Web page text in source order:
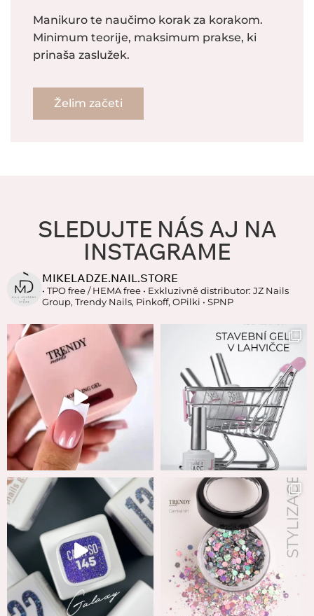
Manikuro te naučimo korak za korakom.
Minimum teorije, maksimum prakse, ki
prinaša zaslužek.
Želim začeti
SLEDUJTE NÁS AJ NA
INSTAGRAME
MIKELADZE.NAIL.STORE
• TPO free / HEMA free • Exkluzivně distributor: JZ Nails
Group, Trendy Nails, Pinkoff, OPilki • SPNP